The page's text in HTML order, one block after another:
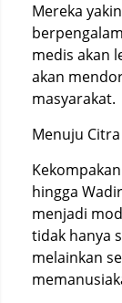
Mereka
medis akan
akan
masyarakat.
Menuju
hingga
menjadi
tidak hanya
melainkan